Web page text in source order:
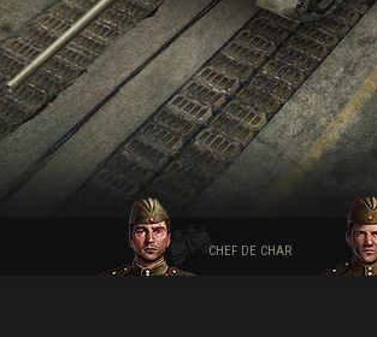
Guide des Butins Twitch
CHEF DE CHAR